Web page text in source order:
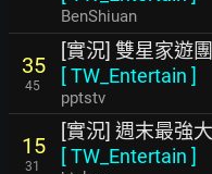
BenShiuan
35
45
[實況] 雙星家遊
[TW_Entertain ]
pptstv
15
31
[實況] 週末最強
[TW_Entertain ]